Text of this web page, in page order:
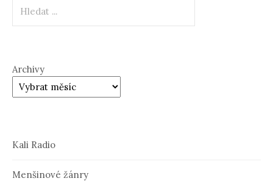
Archivy
Kali Radio
Menšinové žánry